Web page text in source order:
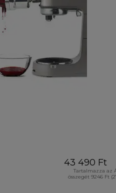
43 490 Ft
Tartalmazza az
összegét 9246 Ft